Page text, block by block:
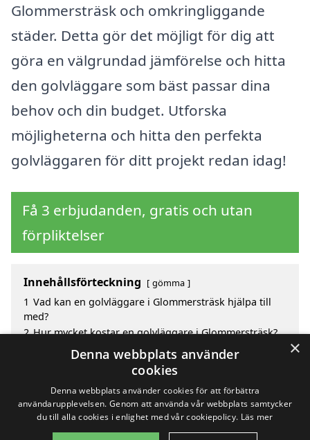
Glommersträsk och omkringliggande
städer. Detta gör det möjligt för dig att
göra en välgrundad jämförelse och hitta
den golvläggare som bäst passar dina
behov och din budget. Utforska
möjligheterna och hitta den perfekta
golvläggaren för ditt projekt redan idag!
Få 3 erbjudanden, gratis och utan
förpliktelser
Innehållsförteckning gömma
1 Vad kan en golvläggare i Glommersträsk hjälpa till
med?
2 Hur mycket kostar en golvläggare i Glommersträsk?
Fördelar med att välja golvläggare i Glommersträsk
Sök efter en skicklig golvläggare i de omgivande
städerna till Glommersträsk
×
Denna webbplats använder
cookies
Denna webbplats använder cookies för att förbättra
användarupplevelsen. Genom att använda vår webbplats samtycker
du till alla cookies i enlighet med vår cookiepolicy. Läs mer